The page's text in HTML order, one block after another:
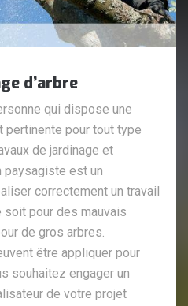
d’arbre
qui dispose une
pour tout type
de jardinage et
paysagiste est un
correctement un travail
soit pour des mauvais
de gros arbres.
être appliquer pour
souhaitez engager un
de votre projet